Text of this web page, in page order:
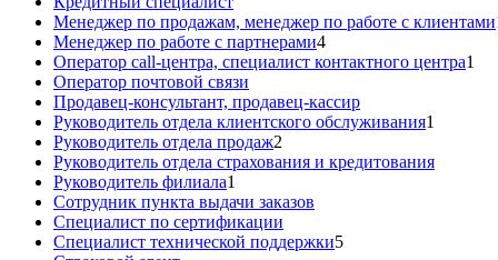
Менеджер по продажам, менеджер по работе с клиентами
Менеджер по работе с партнерами4
Оператор call-центра, специалист контактного центра1
Оператор почтовой связи
Продавец-консультант, продавец-кассир
Руководитель отдела клиентского обслуживания1
Руководитель отдела продаж2
Руководитель отдела страхования и кредитования
Руководитель филиала1
Сотрудник пункта выдачи заказов
Специалист по сертификации
Специалист технической поддержки5